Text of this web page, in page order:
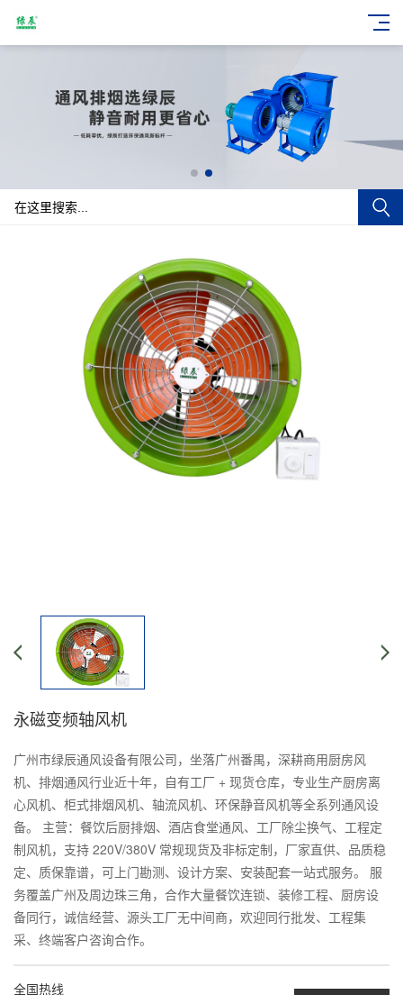
永磁变频轴风机
广州市绿辰通风设备有限公司，坐落广州番禺，深耕商用厨房风
机、排烟通风行业近十年，自有工厂 + 现货仓库，专业生产厨房离
心风机、柜式排烟风机、轴流风机、环保静音风机等全系列通风设
备。 主营：餐饮后厨排烟、酒店食堂通风、工厂除尘换气、工程定
制风机，支持 220V/380V 常规现货及非标定制，厂家直供、品质稳
定、质保靠谱，可上门勘测、设计方案、安装配套一站式服务。 服
务覆盖广州及周边珠三角，合作大量餐饮连锁、装修工程、厨房设
备同行，诚信经营、源头工厂无中间商，欢迎同行批发、工程集
采、终端客户咨询合作。
全国热线